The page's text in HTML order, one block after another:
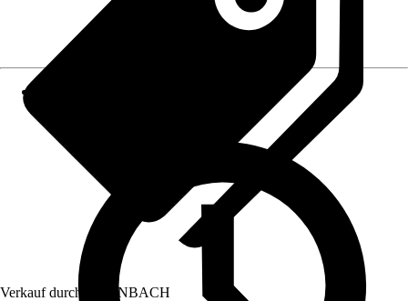
Verkauf durch: HORNBACH